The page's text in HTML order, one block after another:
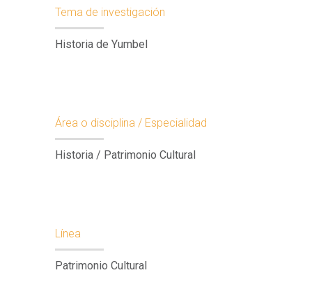
Tema de investigación
Historia de Yumbel
Área o disciplina / Especialidad
Historia / Patrimonio Cultural
Línea
Patrimonio Cultural